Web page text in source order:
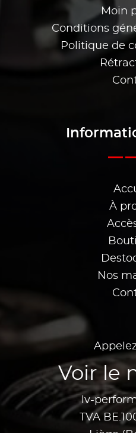
Moin
Conditions
Politique de
À
Nos
Voir le
lv-
TVA